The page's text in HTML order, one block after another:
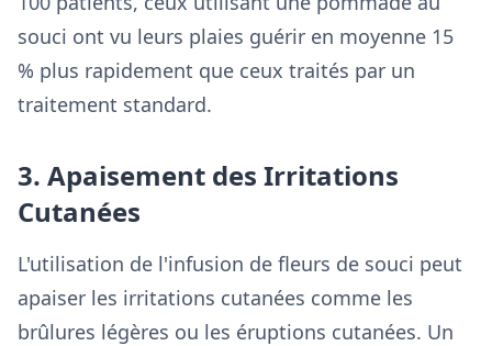
souci ont vu leurs plaies guérir en moyenne 15
% plus rapidement que ceux traités par un
traitement standard.
3. Apaisement des Irritations
Cutanées
L'utilisation de l'infusion de fleurs de souci peut
apaiser les irritations cutanées comme les
brûlures légères ou les éruptions cutanées. Un